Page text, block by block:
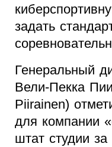
задать
Генеральный
Вели-Пекка
Piirainen)
для компании
штат студии